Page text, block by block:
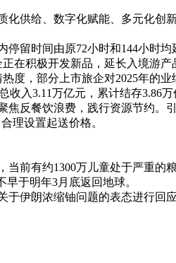
供给、数字化赋能、多元化创
留时间由原72小时和144小时均
在积极开发新品，延长入境游
，部分上市旅企对2025年的业
入3.11万亿元，累计结存3.86万
反餐饮浪费，践行资源节约。
理设置起送价格。
前有约1300万儿童处于严重的粮
于明年3月底返回地球。
伊朗浓缩铀问题的表态进行回